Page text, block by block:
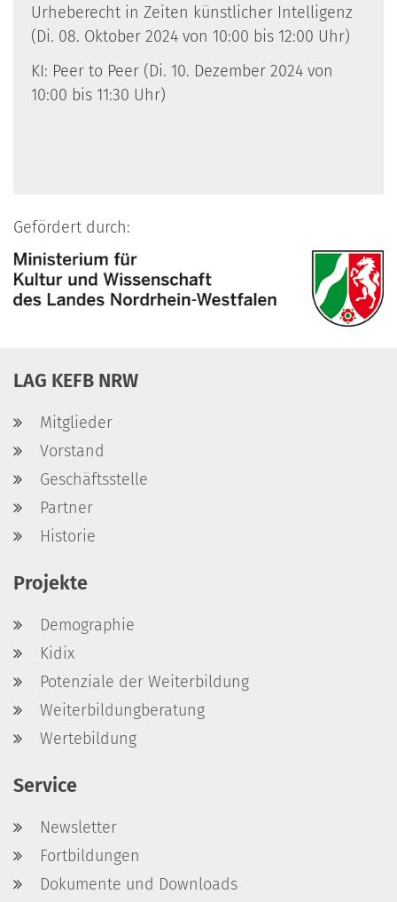
Urheberecht in Zeiten künstlicher Intelligenz
(Di. 08. Oktober 2024 von 10:00 bis 12:00 Uhr)
KI: Peer to Peer (Di. 10. Dezember 2024 von
10:00 bis 11:30 Uhr)
Gefördert durch:
LAG KEFB NRW
Mitglieder
Vorstand
Geschäftsstelle
Partner
Historie
Projekte
Demographie
Kidix
Potenziale der Weiterbildung
Weiterbildungberatung
Wertebildung
Service
Newsletter
Fortbildungen
Dokumente und Downloads